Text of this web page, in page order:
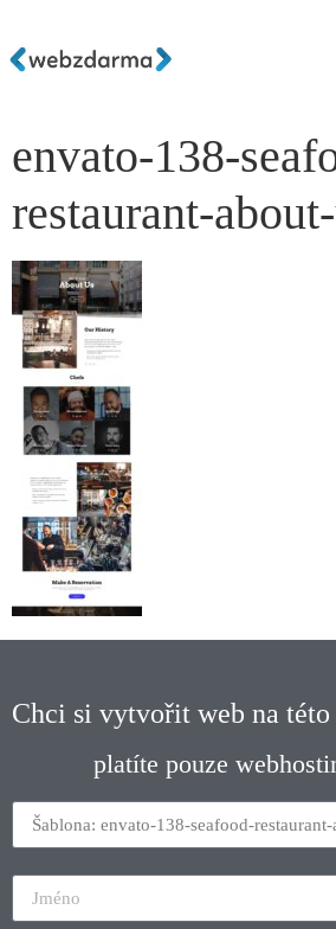
envato-138-
restaurant-
Chci si vytvořit web na této
platíte pouze